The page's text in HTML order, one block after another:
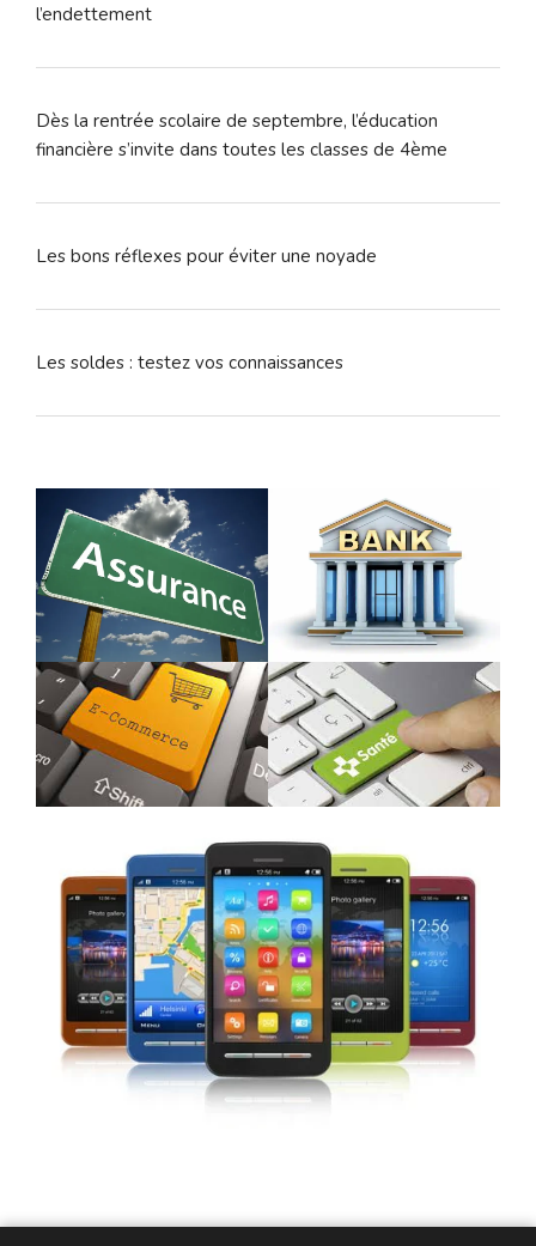
l’endettement
Dès la rentrée scolaire de septembre, l’éducation
financière s’invite dans toutes les classes de 4ème
Les bons réflexes pour éviter une noyade
Les soldes : testez vos connaissances